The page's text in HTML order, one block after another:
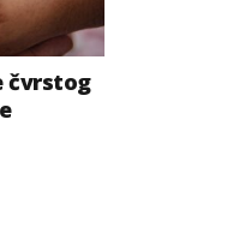
čvrstog